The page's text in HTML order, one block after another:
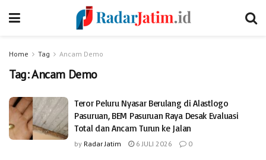
Home Tag Ancam Demo
Tag:Ancam Demo
Teror Peluru Nyasar Berulang di Alastlogo
Pasuruan, BEM Pasuruan Raya Desak Evaluasi
Total dan Ancam Turun ke Jalan
by Radar Jatim 6 JULI 2026 0